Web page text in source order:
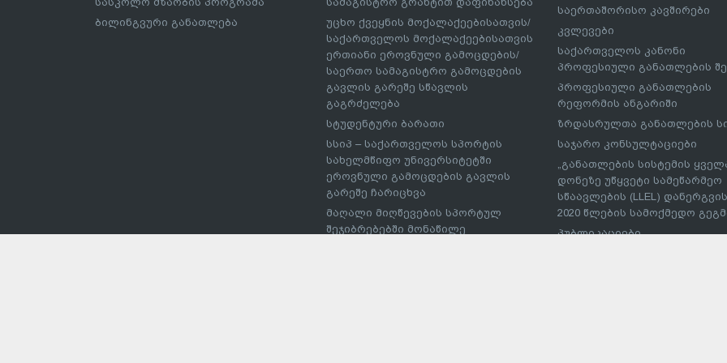
ბილინგვური განათლება
უცხო ქვეყნის მოქალაქეებისათვის/
საქართველოს მოქალაქეებისათვის
ერთიანი ეროვნული გამოცდების/
საერთო სამაგისტრო გამოცდების
გავლის გარეშე სწავლის
გაგრძელება
სტუდენტური ბარათი
სსიპ – საქართველოს სპორტის
სახელმწიფო უნივერსიტეტში
ეროვნული გამოცდების გავლის
გარეშე ჩარიცხვა
მაღალი მიღწევების სპორტულ
შეჯიბრებებში მონაწილე
საერთაშორისო კავშირები
კვლევები
საქართველოს კანონი
პროფესიული განათლების
პროფესიული განათლების
რეფორმის ანგარიში
ზრდასრულთა განათლების
საჯარო კონსულტაციები
„განათლების სისტემის
დონეზე უწყვეტი სამეწარმეო
სწაავლების (LLEL) დანერგვის
2020 წლების სამოქმედო
პუბლიკაციები